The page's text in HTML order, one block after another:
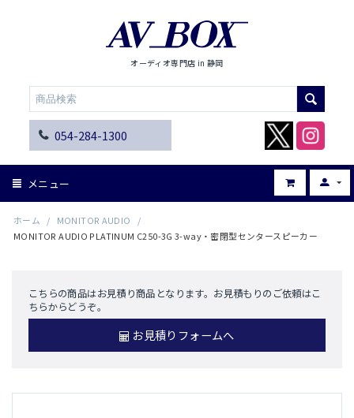
オーディオ専門店 in 静岡
054-284-1300
メニュー
ホーム / MONITOR AUDIO
/
MONITOR AUDIO PLATINUM C250-3G 3-way・密閉型センタースピーカー
こちらの商品はお見積り商品となります。お見積もりのご依頼はこ
ちらからどうぞ。
お見積りフォームへ